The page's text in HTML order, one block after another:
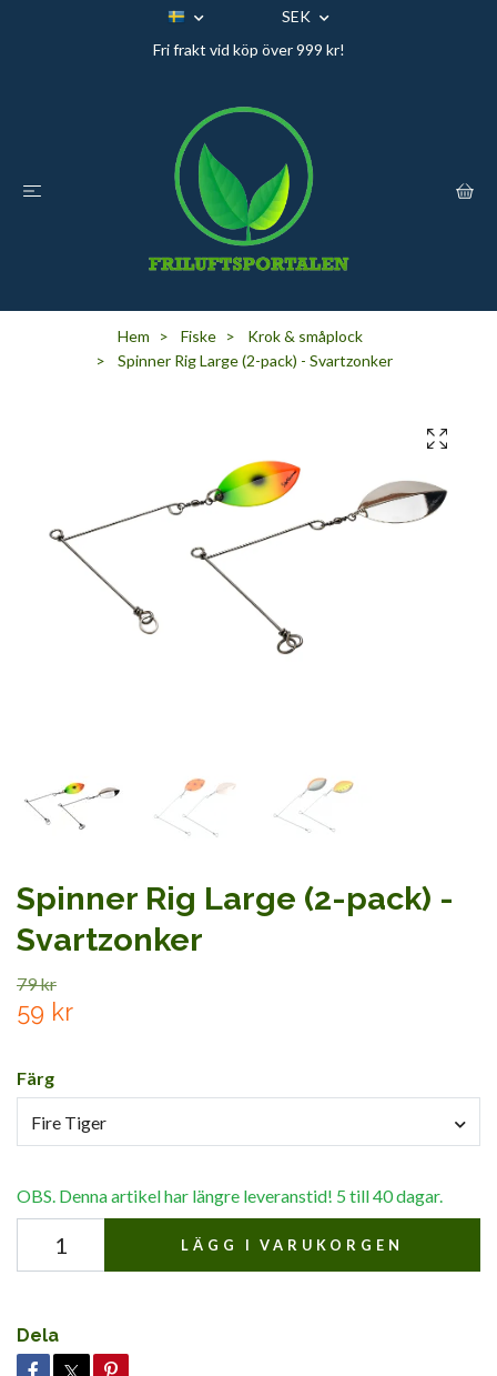
SEK
Fri frakt vid köp över 999 kr!
Hem Fiske
Krok & småplock
Spinner Rig Large (2-pack) - Svartzonker
Spinner Rig Large (2-pack) -
Svartzonker
79 kr
59 kr
Färg
Fire Tiger
OBS. Denna artikel har längre leveranstid! 5 till 40 dagar.
LÄGG I VARUKORGEN
Dela